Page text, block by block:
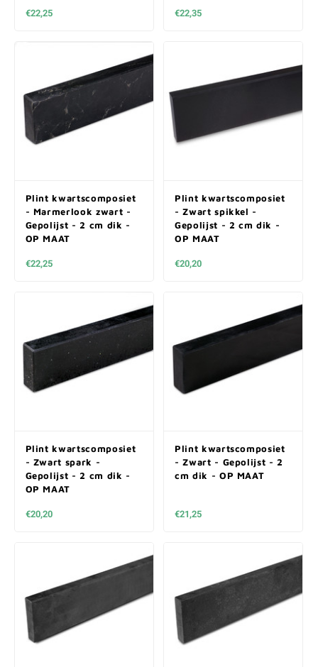
€22,25 €22,35
Plint kwartscomposiet
- Marmerlook zwart -
Gepolijst - 2 cm dik -
OP MAAT
€22,25
Plint kwartscomposiet
- Zwart spikkel -
Gepolijst - 2 cm dik -
OP MAAT
€20,20
Plint kwartscomposiet
- Zwart spark -
Gepolijst - 2 cm dik -
OP MAAT
€20,20
Plint kwartscomposiet
- Zwart - Gepolijst - 2
cm dik - OP MAAT
€21,25